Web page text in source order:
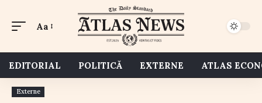
Aa
EDITORIAL POLITICĂ EXTERNE ATLAS
Externe